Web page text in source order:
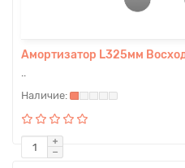
Амортизатор L325мм
..